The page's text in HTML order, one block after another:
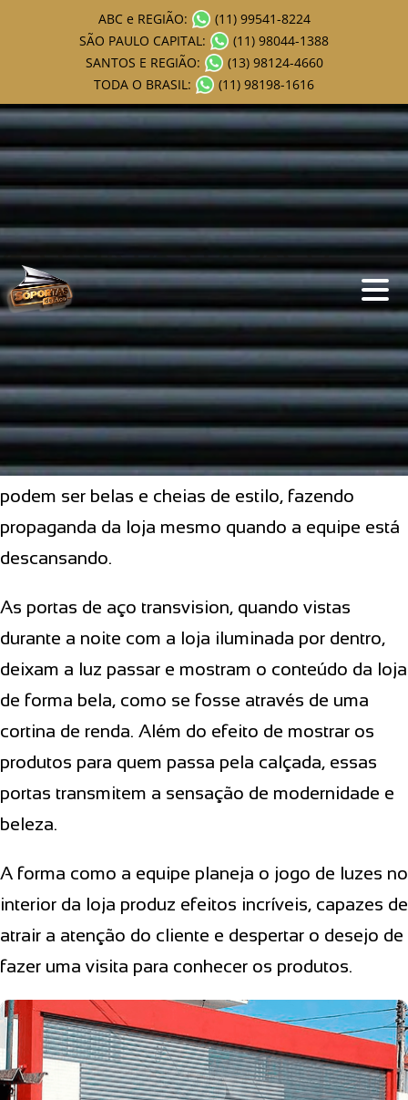
ABC e REGIÃO:
(11) 99541-8224
SÃO PAULO CAPITAL:
(11) 98044-1388
SANTOS E REGIÃO:
(13) 98124-4660
TODA O BRASIL:
(11) 98198-1616
AS PORTAS DE AÇO
PODEM SER BELAS E
CHEIAS DE ESTILO
Quem pensa que porta de aço só serve para
fechar a loja depois do fim do expediente precisa
aprender muito sobre marketing. As portas de aço
podem ser belas e cheias de estilo, fazendo
propaganda da loja mesmo quando a equipe está
descansando.
As portas de aço transvision, quando vistas
durante a noite com a loja iluminada por dentro,
deixam a luz passar e mostram o conteúdo da loja
de forma bela, como se fosse através de uma
cortina de renda. Além do efeito de mostrar os
produtos para quem passa pela calçada, essas
portas transmitem a sensação de modernidade e
beleza.
A forma como a equipe planeja o jogo de luzes no
interior da loja produz efeitos incríveis, capazes de
atrair a atenção do cliente e despertar o desejo de
fazer uma visita para conhecer os produtos.